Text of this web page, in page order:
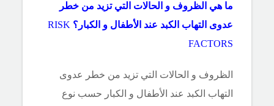
ما هي الظروف و الحالات التي تزيد من خطر
عدوى التهاب الكبد عند الأطفال و الكبار؟ RISK
FACTORS
الظروف و الحالات التي تزيد من خطر عدوى
التهاب الكبد عند الأطفال و الكبار حسب نوع